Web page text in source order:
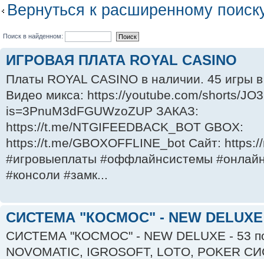
Вернуться к расширенному
Поиск в найденном:
ИГРОВАЯ ПЛАТА ROYAL CASINO
Платы ROYAL CASINO в наличии. 45 игры
Видео микса: https://youtube.com/shorts/
is=3PnuM3dFGUWzoZUP ЗАКАЗ:
https://t.me/NTGIFEEDBACK_BOT GBOX:
https://t.me/GBOXOFFLINE_bot Сайт:
#игровыеплаты #оффлайнсистемы
#консоли #замк...
СИСТЕМА "КОСМОС" - NEW DELUXE
СИСТЕМА "КОСМОС" - NEW DELUXE - 53
NOVOMATIC, IGROSOFT, LOTO, POKER